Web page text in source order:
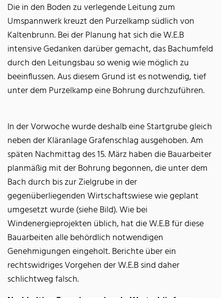
Die in den Boden zu verlegende Leitung zum
Umspannwerk kreuzt den Purzelkamp südlich von
Kaltenbrunn. Bei der Planung hat sich die W.E.B
intensive Gedanken darüber gemacht, das Bachumfeld
durch den Leitungsbau so wenig wie möglich zu
beeinflussen. Aus diesem Grund ist es notwendig, tief
unter dem Purzelkamp eine Bohrung durchzuführen.
In der Vorwoche wurde deshalb eine Startgrube gleich
neben der Kläranlage Grafenschlag ausgehoben. Am
späten Nachmittag des 15. März haben die Bauarbeiter
planmäßig mit der Bohrung begonnen, die unter dem
Bach durch bis zur Zielgrube in der
gegenüberliegenden Wirtschaftswiese wie geplant
umgesetzt wurde (siehe Bild). Wie bei
Windenergieprojekten üblich, hat die W.E.B für diese
Bauarbeiten alle behördlich notwendigen
Genehmigungen eingeholt. Berichte über ein
rechtswidriges Vorgehen der W.E.B sind daher
schlichtweg falsch.